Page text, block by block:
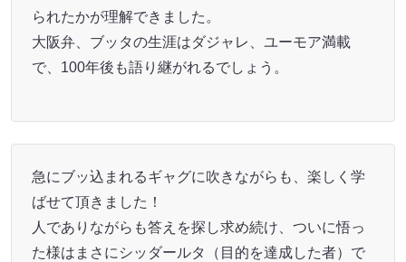
られたかが理解できました。
大阪弁、ブッタの生涯はダジャレ、ユーモア満載
で、100年後も語り継がれるでしょう。
急にブッ込まれるギャグに吹きながらも、楽しく学
ばせて頂きました！
人でありながらも答えを探し求め続け、ついに悟っ
た様はまさにシッダールタ（目的を達成した者）で